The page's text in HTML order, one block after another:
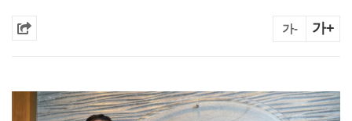
가- 가+